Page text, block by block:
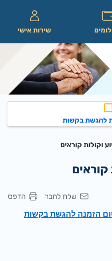
שירות אישי
להגשת בקשות
קוראים
הדפס שלח לחבר
הזמנה להגשת בקשות